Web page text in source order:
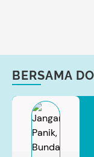
BERSAMA